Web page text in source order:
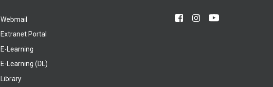
Webmail
Extranet Portal
E-Learning
E-Learning (DL)
Library